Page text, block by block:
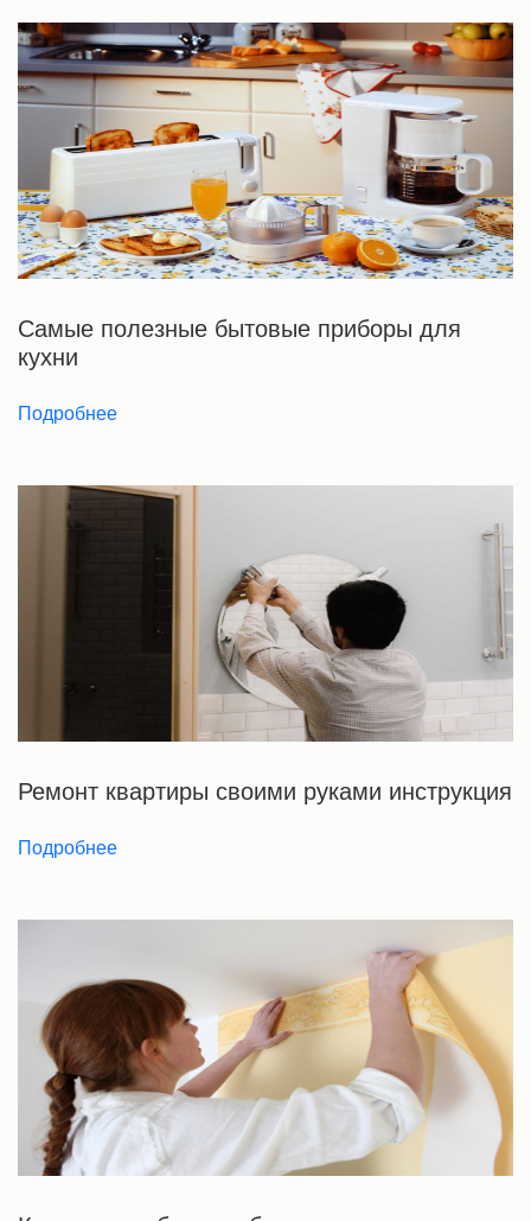
Самые полезные бытовые приборы для
кухни
Подробнее
Ремонт квартиры своими руками инструкция
Подробнее